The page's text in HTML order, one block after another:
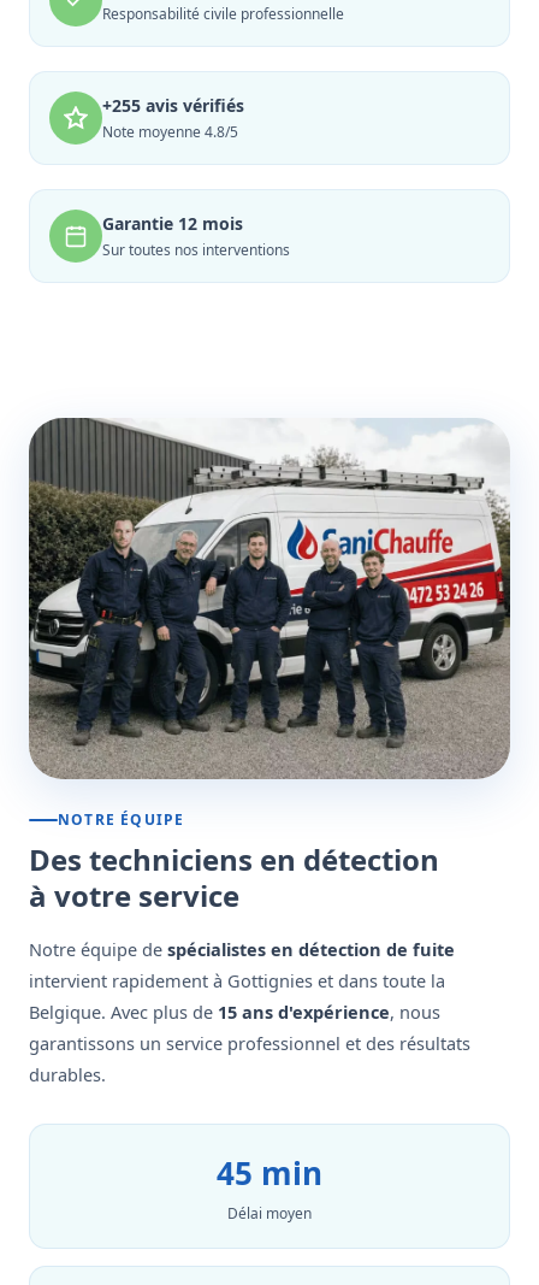
Responsabilité civile professionnelle
+255 avis vérifiés
Note moyenne 4.8/5
Garantie 12 mois
Sur toutes nos interventions
NOTRE ÉQUIPE
Des techniciens en détection
à votre service
Notre équipe de spécialistes en détection de fuite
intervient rapidement à Gottignies et dans toute la
Belgique. Avec plus de 15 ans d'expérience, nous
garantissons un service professionnel et des résultats
durables.
45 min
Délai moyen